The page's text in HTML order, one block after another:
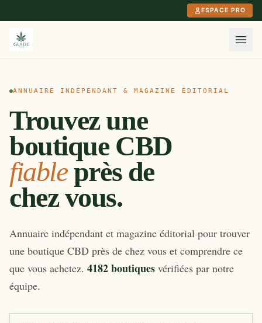
ESPACE PRO
ANNUAIRE INDÉPENDANT & MAGAZINE ÉDITORIAL
Trouvez une
boutique CBD
fiableprès de
chez vous.
Annuaire indépendant et magazine éditorial pour trouver
une boutique CBD près de chez vous et comprendre ce
que vous achetez. 4182 boutiques vérifiées par notre
équipe.